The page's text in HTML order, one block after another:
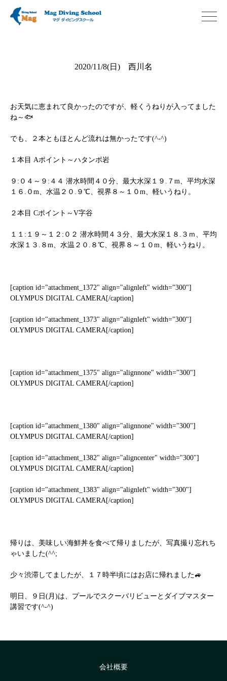
2020/11/8(日) 西川名
お天気に恵まれて良かったのですが、軽くうねりが入ってました
ね～🐟
でも、２本ともほとんど流れは無かったです(^-^)
１本目 Aポイント～ハタンポ岩
９:０４～９:４４ 潜水時間４０分、最大水深１９.７m、平均水深
１６.０m、水温２０.９℃、視界８～１０m、軽いうねり。
２本目 Cポイント～V字谷
１１:１９～１２:０２ 潜水時間４３分、最大水深１８.３ｍ、平均
水深１３.８m、水温２０.８℃、視界８～１０m、軽いうねり。
[caption id="attachment_1372" align="alignleft" width="300"]
OLYMPUS DIGITAL CAMERA[/caption]
[caption id="attachment_1373" align="alignleft" width="300"]
OLYMPUS DIGITAL CAMERA[/caption]
[caption id="attachment_1375" align="alignnone" width="300"]
OLYMPUS DIGITAL CAMERA[/caption]
[caption id="attachment_1380" align="alignnone" width="300"]
OLYMPUS DIGITAL CAMERA[/caption]
[caption id="attachment_1382" align="aligncenter" width="300"]
OLYMPUS DIGITAL CAMERA[/caption]
[caption id="attachment_1383" align="alignleft" width="300"]
OLYMPUS DIGITAL CAMERA[/caption]
帰りは、美味しい海鮮丼を食べて帰りましたが、写真撮り忘れち
ゃいました(^^;
少々渋滞してましたが、１７時半頃にはお店に帰れました🚙
明日、９日(月)は、プールでスクーバリビューとダイブマスター
講習です(^-^)
会社概要